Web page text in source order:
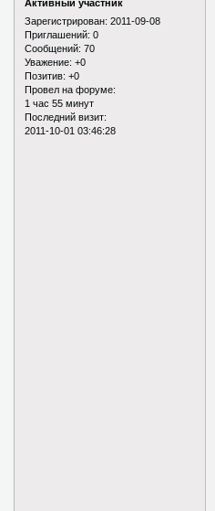
Активный участник
Зарегистрирован: 2011-09-08
Приглашений: 0
Сообщений: 70
Уважение: +0
Позитив: +0
Провел на форуме:
1 час 55 минут
Последний визит:
2011-10-01 03:46:28